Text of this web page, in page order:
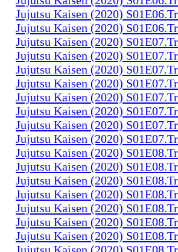
Jujutsu Kaisen (2020)
Jujutsu Kaisen (2020)
Jujutsu Kaisen (2020)
Jujutsu Kaisen (2020)
Jujutsu Kaisen (2020)
Jujutsu Kaisen (2020)
Jujutsu Kaisen (2020)
Jujutsu Kaisen (2020)
Jujutsu Kaisen (2020)
Jujutsu Kaisen (2020)
Jujutsu Kaisen (2020)
Jujutsu Kaisen (2020)
Jujutsu Kaisen (2020)
Jujutsu Kaisen (2020)
Jujutsu Kaisen (2020)
Jujutsu Kaisen (2020)
Jujutsu Kaisen (2020)